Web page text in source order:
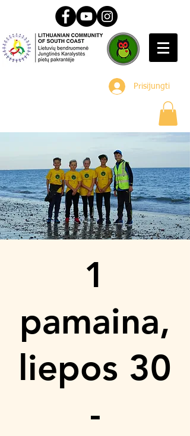
Prisijungti
1
pamaina,
liepos 30
-